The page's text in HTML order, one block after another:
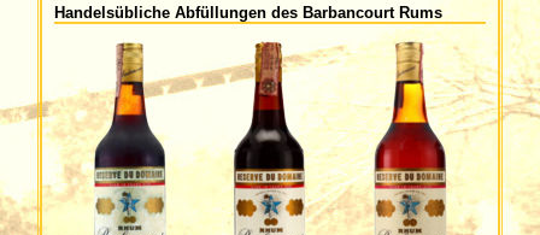
Handelsübliche Abfüllungen des Barbancourt Rums